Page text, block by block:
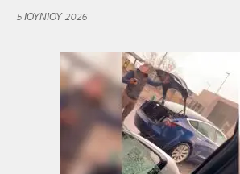
5 ΙΟΥΝΊΟΥ 2026